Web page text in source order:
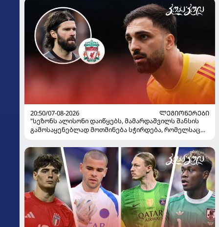
20:50/07-08-2026
ᲚᲔᲒᲘᲝᲜᲔᲠᲔᲑᲘ
"სეზონს ალისონი დაიწყებს, მამარდაშვილს შანსის
გამოსაყენებლად მოთმინება სჭირდება, რომელსაც
ყოფილმა მეკარემ